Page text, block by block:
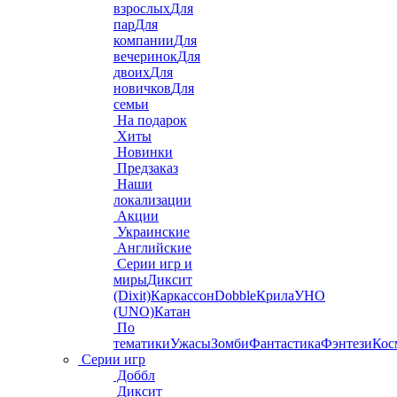
взрослыхДля
парДля
компанииДля
вечеринокДля
двоихДля
новичковДля
семьи
На подарок
Хиты
Новинки
Предзаказ
Наши
локализации
Акции
Украинские
Английские
Серии игр и
мирыДиксит
(Dixit)КаркассонDobbleКрилаУНО
(UNO)Катан
По
тематикиУжасыЗомбиФантастикаФэнтези
Серии игр
Доббл
Диксит